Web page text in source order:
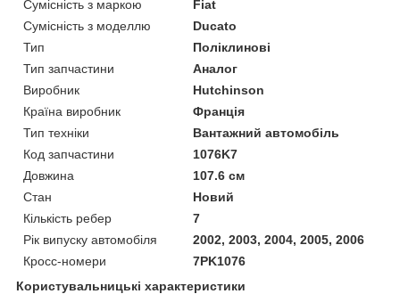
Сумісність з маркою
Fiat
Сумісність з моделлю
Ducato
Тип
Поліклинові
Тип запчастини
Аналог
Виробник
Hutchinson
Країна виробник
Франція
Тип техніки
Вантажний автомобіль
Код запчастини
1076K7
Довжина
107.6 см
Стан
Новий
Кількість ребер
7
Рік випуску автомобіля
2002, 2003, 2004, 2005, 2006
Кросс-номери
7PK1076
Користувальницькі характеристики